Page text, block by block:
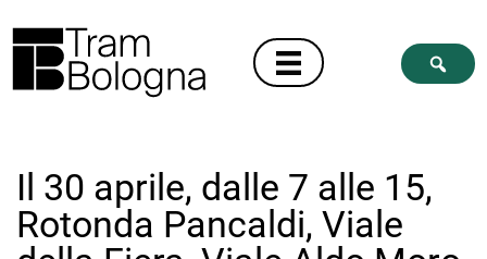
Il 30 aprile, dalle 7 alle 15,
Rotonda Pancaldi, Viale